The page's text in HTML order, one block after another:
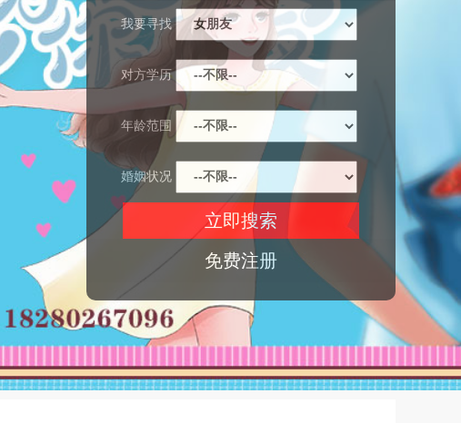
我要寻找
对方学历
年龄范围
婚姻状况
免费注册